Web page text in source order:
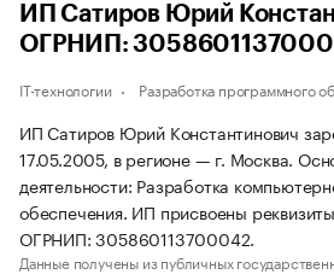
ИП Сатиров Юрий
ОГРНИП:
IT-технологии Разработка программного
ИП Сатиров Юрий Константинович
17.05.2005, в регионе — г. Москва.
деятельности: Разработка
обеспечения. ИП присвоены
ОГРНИП: 305860113700042.
Данные получены из публичных